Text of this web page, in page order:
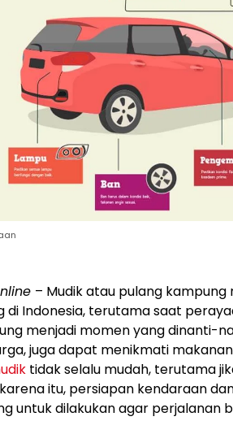
– Mudik atau pulang
di Indonesia, terutama saat
menjadi momen yang dinanti-
juga dapat menikmati
tidak selalu mudah, terutama
itu, persiapan kendaraan
untuk dilakukan agar perjalanan